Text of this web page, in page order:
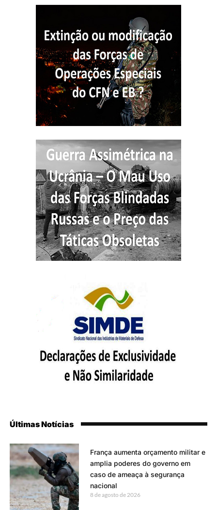
Últimas Notícias
França aumenta orçamento militar e
amplia poderes do governo em
caso de ameaça à segurança
nacional
8 de agosto de 2026